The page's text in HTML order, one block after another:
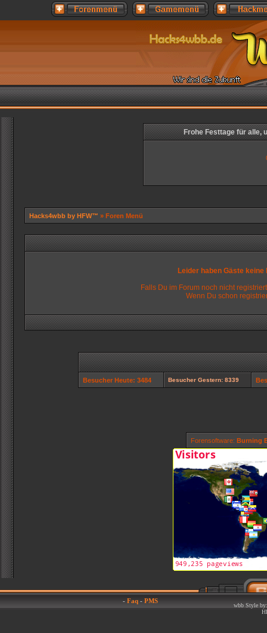
Frohe Festtage für alle,
Hacks4wbb by HFW™ » Foren Menü
Leider haben Gäste
Falls Du im Forum noch nicht
Wenn Du schon
Besucher Heute: 3484 Besucher Gestern: 8339
Forensoftware: Burning
- Faq - PMS
wbb Style